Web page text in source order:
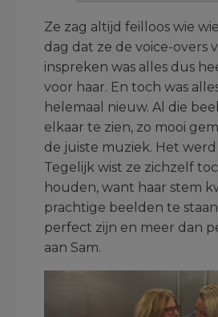
Ze zag altijd feilloos wie
dag dat ze de voice-overs
inspreken was alles dus
voor haar. En toch was
helemaal nieuw. Al die
elkaar te zien, zo mooi
de juiste muziek. Het
Tegelijk wist ze zichzelf
houden, want haar stem
prachtige beelden te
perfect zijn en meer dan
aan Sam.